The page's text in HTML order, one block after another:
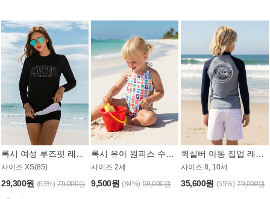
사이즈 XS(85)
29,300원 (63%) 79,000원
사이즈 2세
9,500원 (84%) 59,000원
사이즈 8, 10세
35,600원 (55%) 79,000원